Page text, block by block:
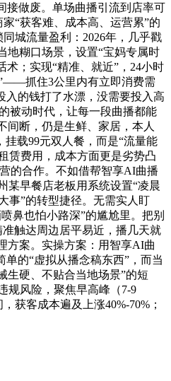
接做废。单场曲播引流到店率可
“获客难、成本高、运营累”的
城流量盈利：2026年，几乎戳
地糊口场景，设置“宝妈专属时
术；实现“精准、就近”，24小时
抓住3公里内有立即消费需
入的钱打了水漂，没需要投入高
被动时代，让每一段曲播都能
间断，仍是生鲜、家居，本人
载99元双人餐，而是“流量能
赁费用，成本方面更是劣势凸
的合作。不如借帮智享AI曲播
某早餐店老板用系统设置“凌晨
事”的转型捷径。无需实人盯
鼻也怕小路深”的尴尬里。把别
触达周边居平易近，播几天就
方案。实操方案：用智享AI曲
的“虚拟从播念稿东西”，而当
生硬、不贴合当地场景”的短
规风险，聚焦早高峰（7-9
获客成本遍及上涨40%-70%；